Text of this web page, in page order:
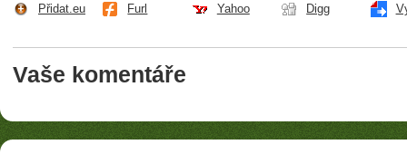
Přidat.eu Furl Yahoo Digg
Vaše komentáře